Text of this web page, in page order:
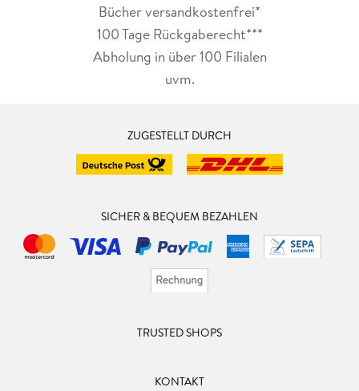
Bücher versandkostenfrei*
100 Tage Rückgaberecht***
Abholung in über 100 Filialen
uvm.
ZUGESTELLT DURCH
SICHER & BEQUEM BEZAHLEN
TRUSTED SHOPS
KONTAKT